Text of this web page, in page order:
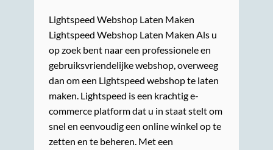
Lightspeed Webshop Laten Maken
Lightspeed Webshop Laten Maken Als u
op zoek bent naar een professionele en
gebruiksvriendelijke webshop, overweeg
dan om een Lightspeed webshop te laten
maken. Lightspeed is een krachtig e-
commerce platform dat u in staat stelt om
snel en eenvoudig een online winkel op te
zetten en te beheren. Met een